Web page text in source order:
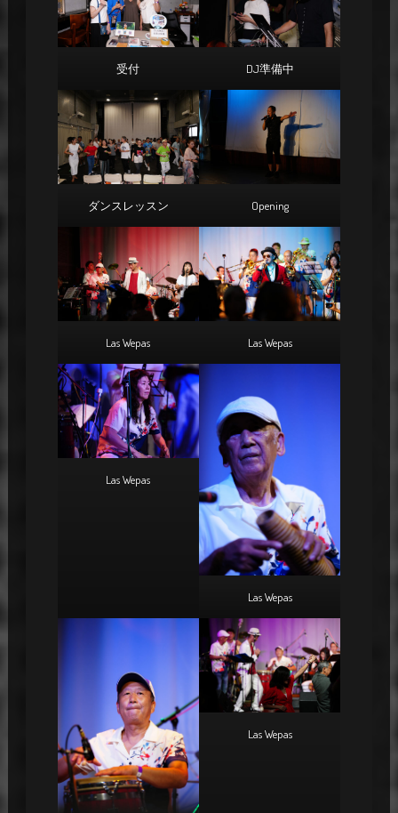
受付 DJ準備中
ダンスレッスン Opening
Las Wepas Las Wepas
Las Wepas
Las Wepas
Las Wepas